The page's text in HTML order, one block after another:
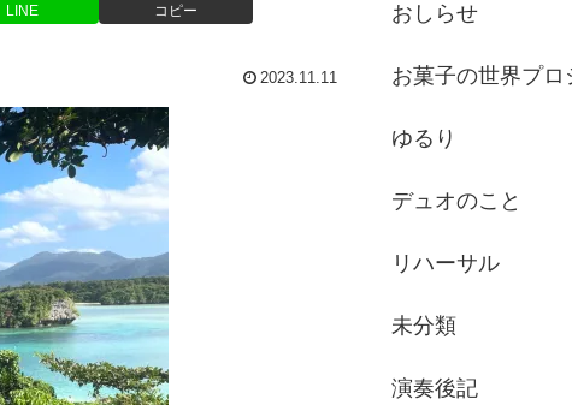
LINE コピー
2023.11.11
おしらせ
お菓子の世界プロ
ゆるり
デュオのこと
リハーサル
未分類
演奏後記